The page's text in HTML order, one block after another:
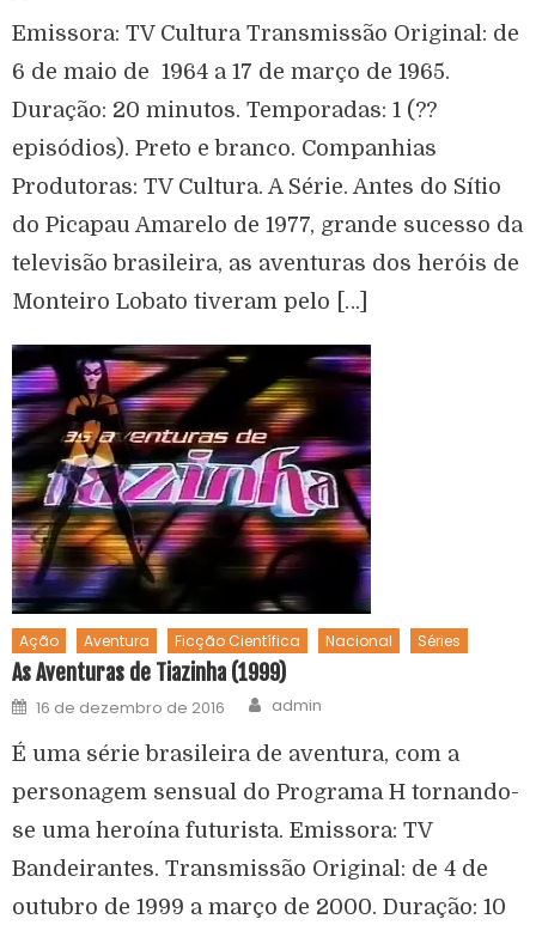
Emissora: TV Cultura Transmissão Original: de
6 de maio de 1964 a 17 de março de 1965.
Duração: 20 minutos. Temporadas: 1 (??
episódios). Preto e branco. Companhias
Produtoras: TV Cultura. A Série. Antes do Sítio
do Picapau Amarelo de 1977, grande sucesso da
televisão brasileira, as aventuras dos heróis de
Monteiro Lobato tiveram pelo […]
Ação Aventura Ficção Científica Nacional Séries
As Aventuras de Tiazinha (1999)
16 de dezembro de 2016 admin
É uma série brasileira de aventura, com a
personagem sensual do Programa H tornando-
se uma heroína futurista. Emissora: TV
Bandeirantes. Transmissão Original: de 4 de
outubro de 1999 a março de 2000. Duração: 10